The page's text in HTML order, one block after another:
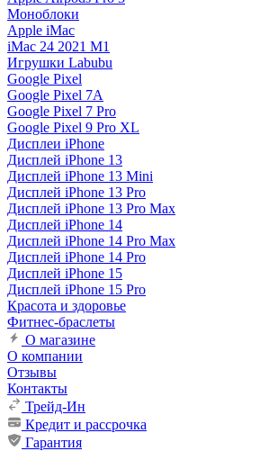
Моноблоки
Apple iMac
iMac 24 2021 M1
Игрушки Labubu
Google Pixel
Google Pixel 7А
Google Pixel 7 Pro
Google Pixel 9 Pro XL
Дисплеи iPhone
Дисплей iPhone 13
Дисплей iPhone 13 Mini
Дисплей iPhone 13 Pro
Дисплей iPhone 13 Pro Max
Дисплей iPhone 14
Дисплей iPhone 14 Pro Max
Дисплей iPhone 14 Pro
Дисплей iPhone 15
Дисплей iPhone 15 Pro
Красота и здоровье
Фитнес-браслеты
О магазине
О компании
Отзывы
Контакты
Трейд-Ин
Кредит и рассрочка
Гарантия